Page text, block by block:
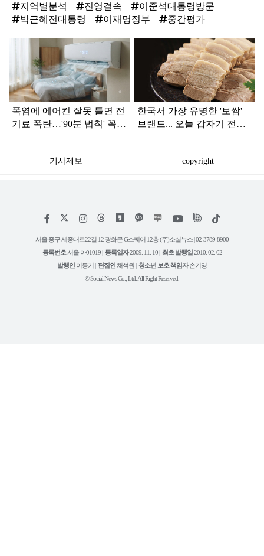
지역별분석
진영결속
이준석대통령방문
박근혜전대통령
이재명정부 중간평가
라
인
폭염에 에어컨 잘못 틀면 전
기료 폭탄…'90분 법칙' 꼭
한국서 가장 유명한 '보쌈'
브랜드... 오늘 갑자기 전해
기사제보 copyright
페
스
인
타
램
위
트
유
튜
틱
서울 중구 세종대로22길 12 광화문 G스퀘어 12층 (주)소셜뉴스 | 02-3789-8900
등록번호 서울 아01019 | 등록일자2009. 11. 10 | 최초 발행일2010. 02. 02
발행인 이동기 | 편집인채석원 | 청소년 보호 책임자손기영
© Social News Co., Ltd. All Right Reserved.